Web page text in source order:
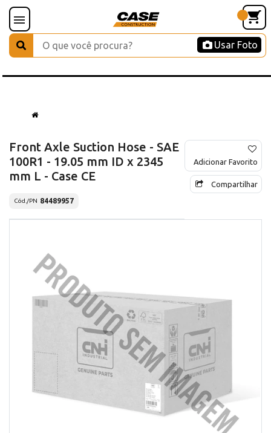
Usar Foto
Front Axle Suction Hose - SAE
100R1 - 19.05 mm ID x 2345
mm L - Case CE
Cód./PN 84489957
Adicionar Favorito
Compartilhar